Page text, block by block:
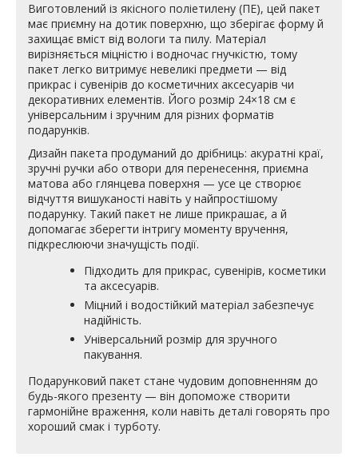
Виготовлений із якісного поліетилену (ПЕ), цей пакет
має приємну на дотик поверхню, що зберігає форму й
захищає вміст від вологи та пилу. Матеріал
вирізняється міцністю і водночас гнучкістю, тому
пакет легко витримує невеликі предмети — від
прикрас і сувенірів до косметичних аксесуарів чи
декоративних елементів. Його розмір 24×18 см є
універсальним і зручним для різних форматів
подарунків.
Дизайн пакета продуманий до дрібниць: акуратні краї,
зручні ручки або отвори для перенесення, приємна
матова або глянцева поверхня — усе це створює
відчуття вишуканості навіть у найпростішому
подарунку. Такий пакет не лише прикрашає, а й
допомагає зберегти інтригу моменту вручення,
підкреслюючи значущість події.
Підходить для прикрас, сувенірів, косметики
та аксесуарів.
Міцний і водостійкий матеріал забезпечує
надійність.
Універсальний розмір для зручного
пакування.
Подарунковий пакет стане чудовим доповненням до
будь-якого презенту — він допоможе створити
гармонійне враження, коли навіть деталі говорять про
хороший смак і турботу.